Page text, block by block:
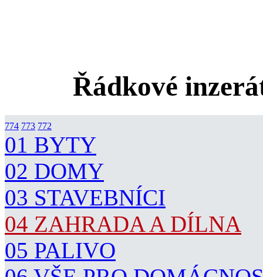
Řádkové
774 773 772
01 BYTY
02 DOMY
03 STAVEBNÍCI
04 ZAHRADA A DÍLNA
05 PALIVO